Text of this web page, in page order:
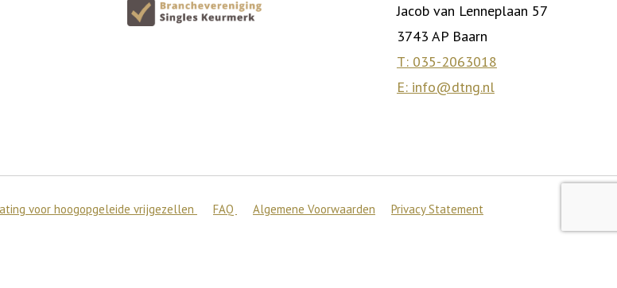
Jacob van Lenneplaan 57
3743 AP Baarn
T: 035-2063018
E: info@dtng.nl
voor hoogopgeleide vrijgezellen FAQ Algemene Voorwaarden Privacy Statement
op onze site te bieden.
Accepteer